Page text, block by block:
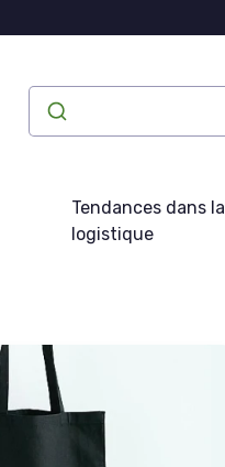
Tendances dans la
logistique